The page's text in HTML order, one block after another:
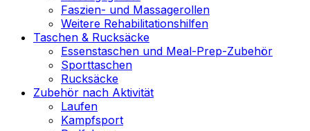
Faszien- und Massagerollen
Weitere Rehabilitationshilfen
Taschen & Rucksäcke
Essenstaschen und Meal-Prep-Zubehör
Sporttaschen
Rucksäcke
Zubehör nach Aktivität
Laufen
Kampfsport